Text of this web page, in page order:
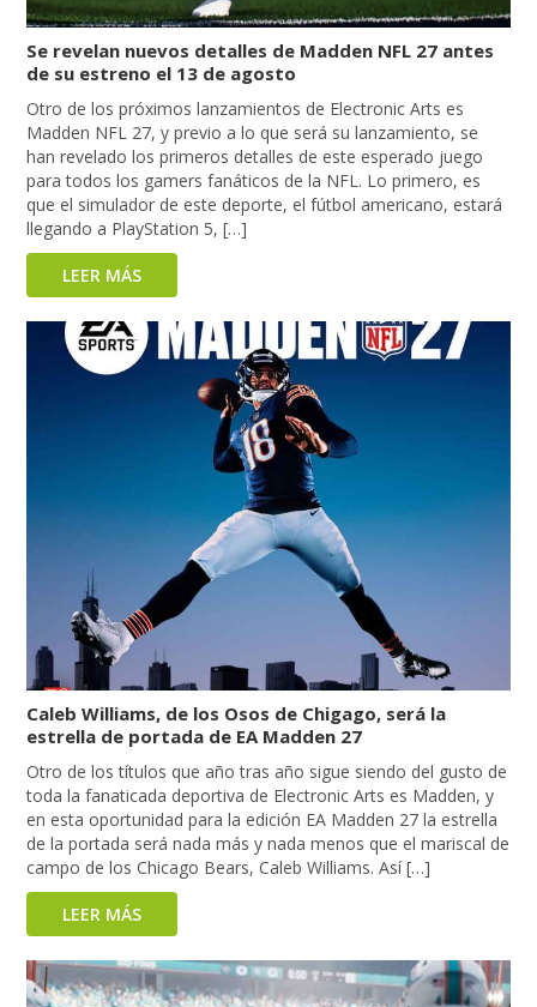
Se revelan nuevos detalles de Madden NFL 27 antes
de su estreno el 13 de agosto
Otro de los próximos lanzamientos de Electronic Arts es
Madden NFL 27, y previo a lo que será su lanzamiento, se
han revelado los primeros detalles de este esperado juego
para todos los gamers fanáticos de la NFL. Lo primero, es
que el simulador de este deporte, el fútbol americano, estará
llegando a PlayStation 5, […]
LEER MÁS
Caleb Williams, de los Osos de Chigago, será la
estrella de portada de EA Madden 27
Otro de los títulos que año tras año sigue siendo del gusto de
toda la fanaticada deportiva de Electronic Arts es Madden, y
en esta oportunidad para la edición EA Madden 27 la estrella
de la portada será nada más y nada menos que el mariscal de
campo de los Chicago Bears, Caleb Williams. Así […]
LEER MÁS